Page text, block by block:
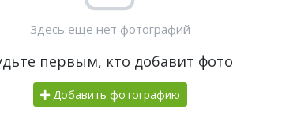
Здесь еще нет фотографий
первым, кто добавит фото
Добавить фотографию